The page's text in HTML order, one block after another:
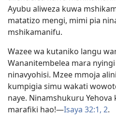
Ayubu aliweza kuwa
matatizo mengi, mimi pia
mshikamanifu.
Wazee wa kutaniko langu
Wananitembelea mara
ninavyohisi. Mzee mmoja
kumpigia simu wakati
naye. Ninamshukuru
marafiki hao!​—Isaya 32:​1, 2.